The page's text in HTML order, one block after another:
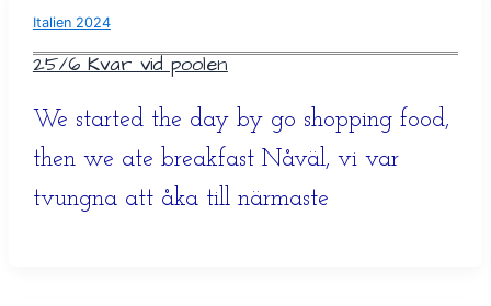
Italien 2024
25/6 Kvar vid poolen
We started the day by go shopping food,
then we ate breakfast Nåväl, vi var
tvungna att åka till närmaste